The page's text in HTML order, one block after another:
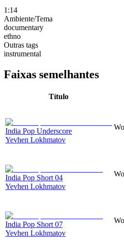
1:14
Ambiente/Tema
documentary
ethno
Outras tags
instrumental
Faixas semelhantes
Título
India Pop Underscore
Yevhen Lokhmatov
India Pop Short 04
Yevhen Lokhmatov
India Pop Short 07
Yevhen Lokhmatov